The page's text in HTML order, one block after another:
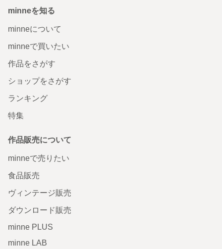
minneを知る
minneについて
minneで買いたい
作品をさがす
ショップをさがす
ランキング
特集
作品販売について
minneで売りたい
食品販売
ヴィンテージ販売
ダウンロード販売
minne PLUS
minne LAB